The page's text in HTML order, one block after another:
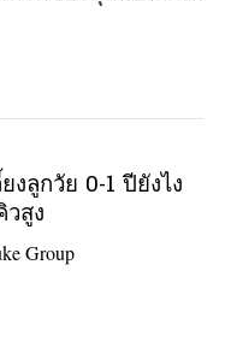
งลูกวัย 0-1 ปียังไง
สูง
Group